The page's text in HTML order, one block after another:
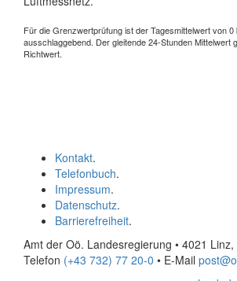
Für die Grenzwertprüfung ist der Tagesmittelwert von 0
ausschlaggebend. Der gleitende 24-Stunden Mittelwert
Richtwert.
Kontakt.
Telefonbuch.
Impressum.
Datenschutz.
Barrierefreiheit.
Amt der Oö. Landesregierung • 4021
Telefon (+43 732) 77 20-0 • E-Mail